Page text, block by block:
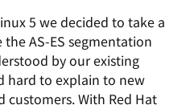
5 we decided to take a
AS-ES segmentation
by our existing
hard to explain to new
customers. With Red Hat